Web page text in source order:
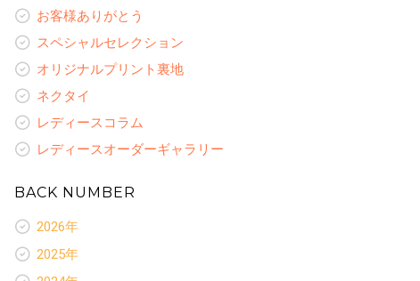
お客様ありがとう
スペシャルセレクション
オリジナルプリント裏地
ネクタイ
レディースコラム
レディースオーダーギャラリー
BACK NUMBER
2026年
新着情報
2025年
新着情報